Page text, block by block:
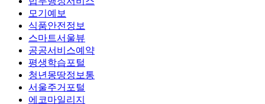
모기예보
식품안전정보
스마트서울뷰
공공서비스예약
평생학습포털
청년몽땅정보통
서울주거포털
에코마일리지